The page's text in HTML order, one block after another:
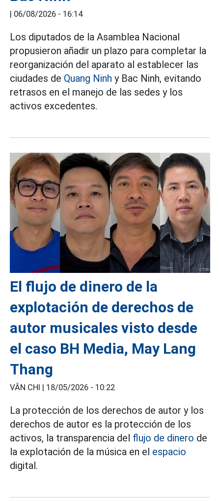
| 06/08/2026 - 16:14
Los diputados de la Asamblea Nacional
propusieron añadir un plazo para completar la
reorganización del aparato al establecer las
ciudades de Quang Ninh y Bac Ninh, evitando
retrasos en el manejo de las sedes y los
activos excedentes.
El flujo de dinero de la
explotación de derechos de
autor musicales visto desde
el caso BH Media, May Lang
Thang
VÂN CHI | 18/05/2026 - 10:22
La protección de los derechos de autor y los
derechos de autor es la protección de los
activos, la transparencia del flujo de dinero de
la explotación de la música en el espacio
digital.